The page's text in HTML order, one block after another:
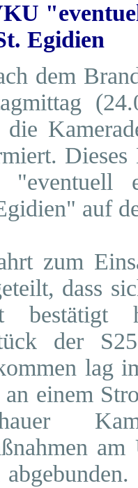
Egidien
dem
die
auf
zum
dass
der
lag
einem